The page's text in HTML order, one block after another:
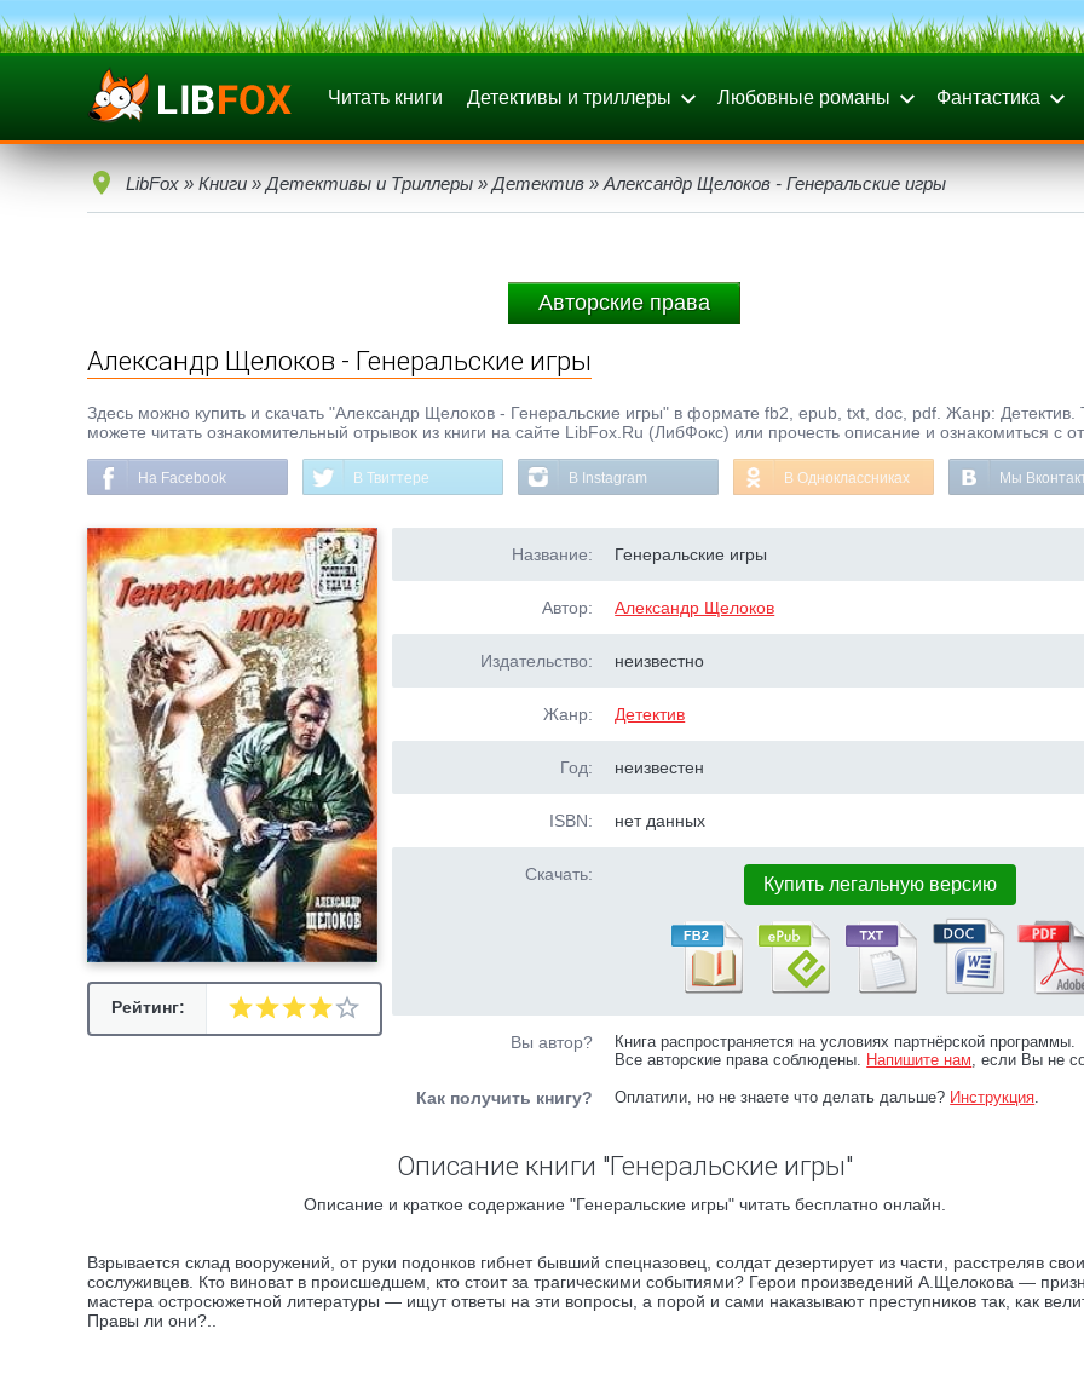
Читать книги Детективы и триллеры Любовные романы Фантастика
LibFox » Книги » Детективы и Триллеры » Детектив » Александр Щелоков - Генеральские игры
Авторские права
Александр Щелоков - Генеральские игры
Здесь можно купить и скачать "Александр Щелоков - Генеральские игры" в формате fb2, epub, txt, doc, pdf. Жанр: Детектив.
можете читать ознакомительный отрывок из книги на сайте LibFox.Ru (ЛибФокс) или прочесть описание и ознакомиться с
На Facebook В Твиттере В Instagram В Одноклассниках Мы
Рейтинг:
Название: Генеральские игры
Автор: Александр Щелоков
Издательство: неизвестно
Жанр: Детектив
Год: неизвестен
ISBN: нет данных
Скачать: Купить легальную версию
Вы автор?
Книга распространяется на условиях партнёрской программы.
Все авторские права соблюдены. Напишите нам, если Вы не
Как получить книгу? Оплатили, но не знаете что делать дальше? Инструкция.
Описание книги "Генеральские игры"
Описание и краткое содержание "Генеральские игры" читать бесплатно онлайн.
Взрывается склад вооружений, от руки подонков гибнет бывший спецназовец, солдат дезертирует из части, расстреляв
сослуживцев. Кто виноват в происшедшем, кто стоит за трагическими событиями? Герои произведений А.Щелокова —
мастера остросюжетной литературы — ищут ответы на эти вопросы, а порой и сами наказывают преступников так, как
Правы ли они?..